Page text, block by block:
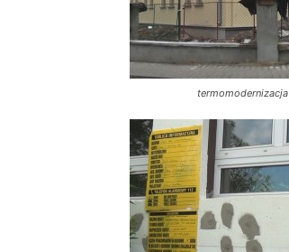
termomodernizacja